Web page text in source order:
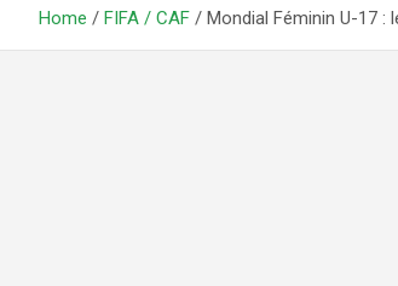
Home FIFA / CAF Mondial Féminin U-17 :